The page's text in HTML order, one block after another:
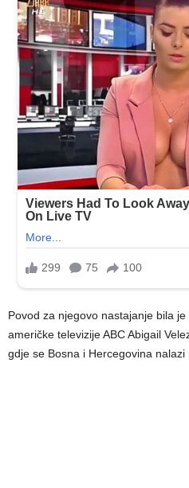
Povod za njegovo nastajanje bila
američke televizije ABC Abigail
gdje se Bosna i Hercegovina nalazi